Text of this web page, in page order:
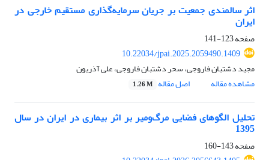
اثر سالمندی جمعیت بر جریان سرمایه‌گذاری مستقیم خارجی در
ایران
صفحه123-141
10.22034/jpai.2025.2059490.1409
مجید دشتبان فاروجی، سحر دشتبان فاروجی، علی آذریون
مشاهده مقاله
اصل مقاله 1.26 M
تحلیل الگوهای فضایی مرگ‌و‌میر بر اثر بیماری در ایران در سال
1395
صفحه143-160